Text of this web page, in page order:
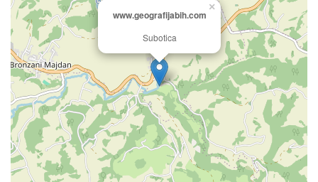
www.geografijabih.com
Subotica
×